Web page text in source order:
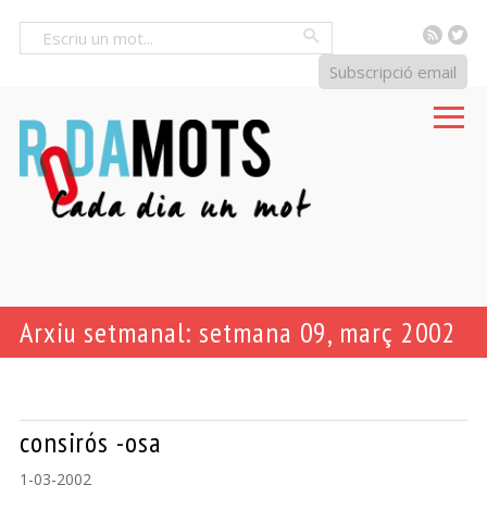
RSS
Subscripció email
Arxiu setmanal: setmana 09, març 2002
consirós -osa
1-03-2002